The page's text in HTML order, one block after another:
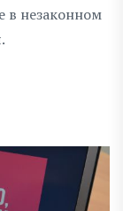
в незаконном